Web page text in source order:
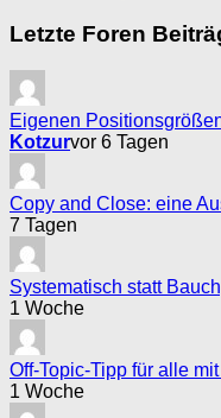
Letzte Foren
Eigenen
Kotzurvor 6 Tagen
Copy and Close: eine
7 Tagen
Systematisch statt
1 Woche
Off-Topic-Tipp für alle
1 Woche